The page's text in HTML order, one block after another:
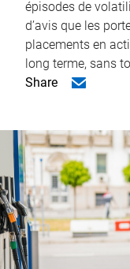
épisodes de
d’avis que les
placements en
long terme, sans
Share